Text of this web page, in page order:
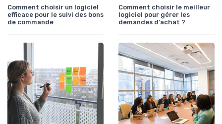
Comment choisir un logiciel
efficace pour le suivi des bons
de commande
Comment choisir le meilleur
logiciel pour gérer les
demandes d'achat ?